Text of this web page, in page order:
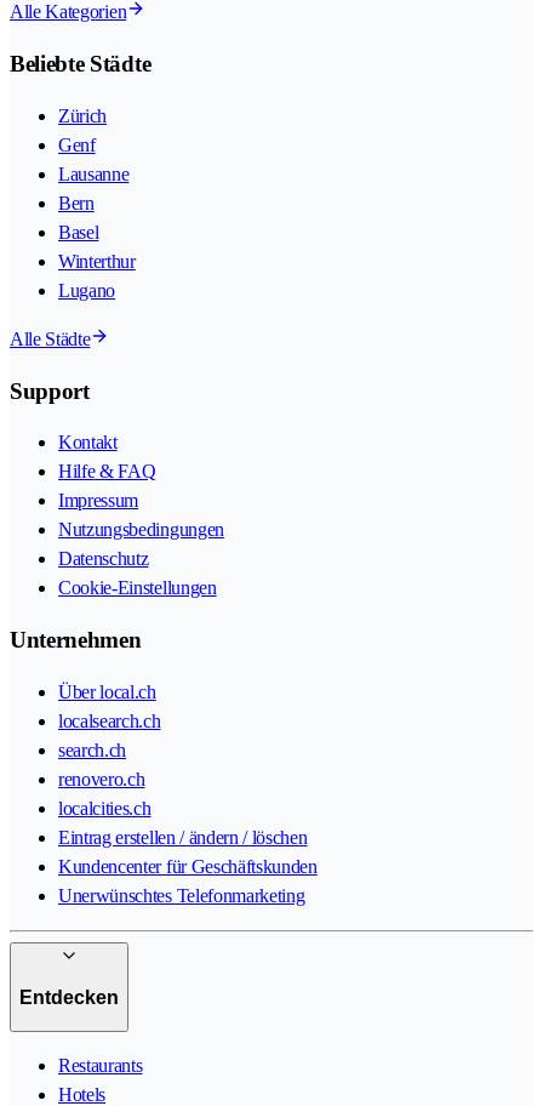
Alle Kategorien
Beliebte Städte
Zürich
Genf
Lausanne
Bern
Basel
Winterthur
Lugano
Alle Städte
Support
Kontakt
Hilfe & FAQ
Impressum
Nutzungsbedingungen
Datenschutz
Cookie-Einstellungen
Unternehmen
Über local.ch
localsearch.ch
search.ch
renovero.ch
localcities.ch
Eintrag erstellen / ändern / löschen
Kundencenter für Geschäftskunden
Unerwünschtes Telefonmarketing
Entdecken
Restaurants
Hotels